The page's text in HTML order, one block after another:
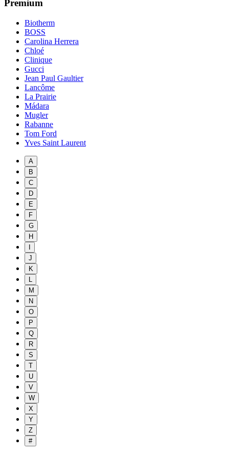
Premium
Biotherm
BOSS
Carolina Herrera
Chloé
Clinique
Gucci
Jean Paul Gaultier
Lancôme
La Prairie
Mádara
Mugler
Rabanne
Tom Ford
Yves Saint Laurent
A
B
C
D
E
F
G
H
J
K
L
M
N
O
P
Q
R
S
T
U
V
W
X
Y
Z
#